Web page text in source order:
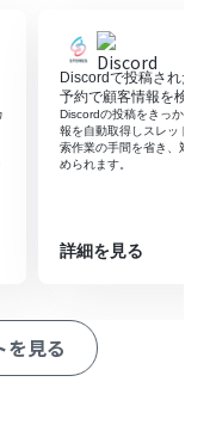
択し、「予約が登録さ
ます。
Dynamics365 Sales
を設定し、予約者が既
ます。
ドが未登録の場合の
クションで新しいリ
内で処理を行うアク
Discordで投稿された
予約で顧客情報を検索
Discordの投稿をきっかけ
報を自動取得しスレッドへ
索作業の手間を省き、対応
められます。
詳細を見る
を見る